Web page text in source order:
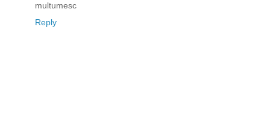
multumesc
Reply